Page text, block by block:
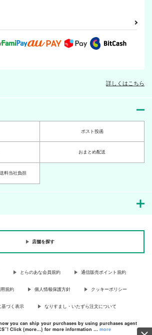
詳しくはこちら
ポスト投函
おまとめ配送
料当社負担
店舗を探す
とらのあな会員規約 通信販売ポイント規約
規約 個人情報保護方針 クッキーポリシー
基づく表示 なりすまし・いたずら注文について
you can ship your purchases by using purchases agent
Click {more…} for more information … more